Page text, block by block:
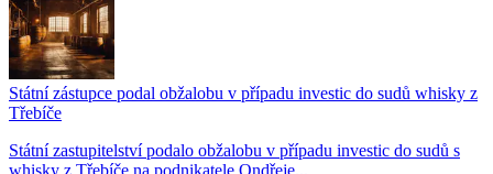
Státní zástupce podal obžalobu v případu investic do sudů whisky z
Třebíče
Státní zastupitelství podalo obžalobu v případu investic do sudů s
whisky z Třebíče na podnikatele Ondřeje...